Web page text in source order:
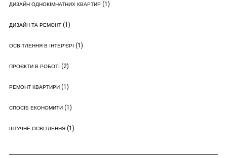
ДИЗАЙН ОДНОКІМНАТНИХ КВАРТИР(1)
ДИЗАЙН ТА РЕМОНТ(1)
ОСВІТЛЕННЯ В ІНТЕР'ЄРІ (1)
ПРОЄКТИ В РОБОТІ (2)
РЕМОНТ КВАРТИРИ(1)
СПОСІБ ЕКОНОМИТИ(1)
ШТУЧНЕ ОСВІТЛЕННЯ(1)